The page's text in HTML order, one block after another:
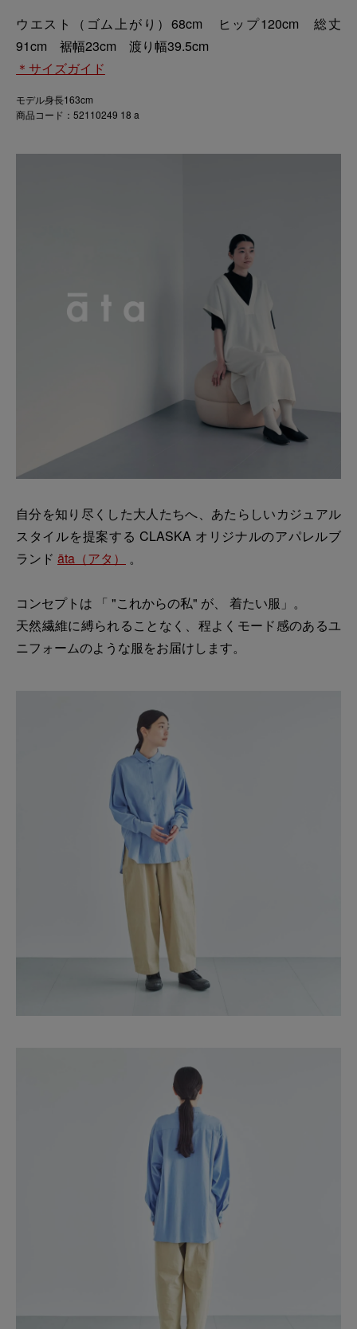
ウエスト（ゴム上がり）68cm ヒップ120cm 総丈
91cm 裾幅23cm 渡り幅39.5cm
＊サイズガイド
モデル身長163cm
商品コード：52110249 18 a
自分を知り尽くした大人たちへ、あたらしいカジュアル
スタイルを提案する CLASKA オリジナルのアパレルブ
ランド āta（アタ） 。
コンセプトは 「 "これからの私" が、 着たい服」。
天然繊維に縛られることなく、程よくモード感のあるユ
ニフォームのような服をお届けします。